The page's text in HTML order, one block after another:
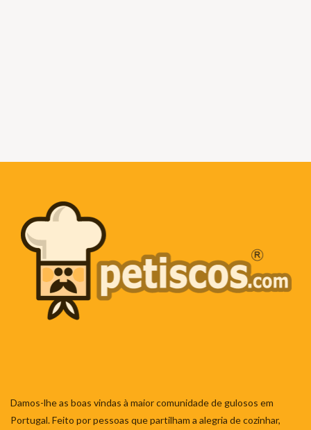
Damos-lhe as boas vindas à maior comunidade de gulosos em
Portugal. Feito por pessoas que partilham a alegria de cozinhar,